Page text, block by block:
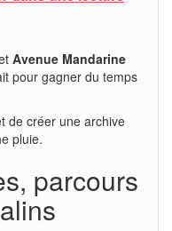
Avenue Mandarine
pour gagner du temps
de créer une archive
pluie.
parcours